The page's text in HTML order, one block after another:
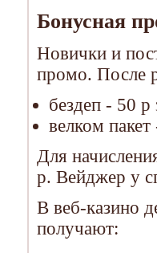
Бонусная
Новички и
промо. После
бездеп - 50 р
велком
Для
р. Вейджер у
В веб-казино
получают: